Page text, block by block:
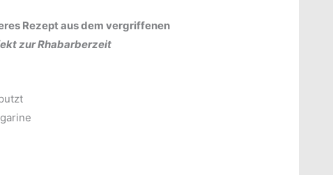
Rezept aus dem vergriffenen
zur Rhabarberzeit